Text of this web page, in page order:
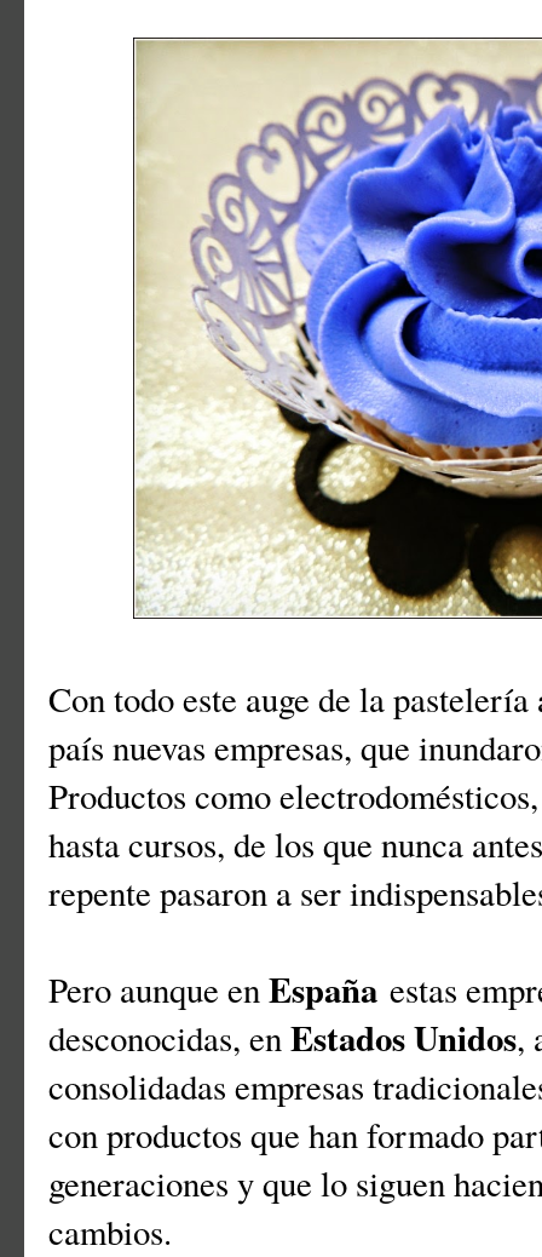
Con todo este auge de la
país nuevas empresas, que
Productos como
hasta cursos, de los que nunca
repente pasaron a ser
Pero aunque enEspaña estas
desconocidas, enEstados Unidos,
consolidadas empresas
con productos que han formado
generaciones y que lo siguen
cambios.